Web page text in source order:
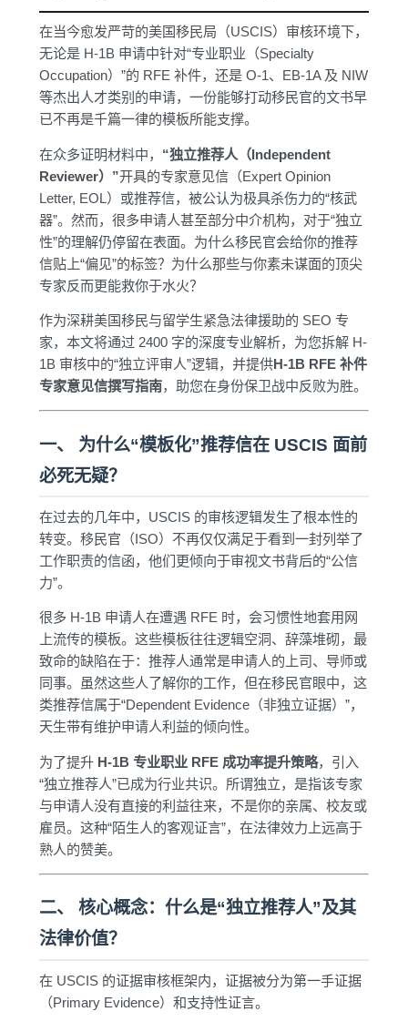
在当今愈发严苛的美国移民局（USCIS）审核环境下，
无论是 H-1B 申请中针对“专业职业（Specialty
Occupation）”的 RFE 补件，还是 O-1、EB-1A 及 NIW
等杰出人才类别的申请，一份能够打动移民官的文书早
已不再是千篇一律的模板所能支撑。
在众多证明材料中， “独立推荐人（Independent
Reviewer）”开具的专家意见信（Expert Opinion
Letter, EOL）或推荐信，被公认为极具杀伤力的“核武
器”。然而，很多申请人甚至部分中介机构，对于“独立
性”的理解仍停留在表面。为什么移民官会给你的推荐
信贴上“偏见”的标签？为什么那些与你素未谋面的顶尖
专家反而更能救你于水火？
作为深耕美国移民与留学生紧急法律援助的 SEO 专
家，本文将通过 2400 字的深度专业解析，为您拆解 H-
1B 审核中的“独立评审人”逻辑，并提供H-1B RFE 补件
专家意见信撰写指南，助您在身份保卫战中反败为胜。
一、 为什么“模板化”推荐信在 USCIS 面前
必死无疑？
在过去的几年中，USCIS 的审核逻辑发生了根本性的
转变。移民官（ISO）不再仅仅满足于看到一封列举了
工作职责的信函，他们更倾向于审视文书背后的“公信
力”。
很多 H-1B 申请人在遭遇 RFE 时，会习惯性地套用网
上流传的模板。这些模板往往逻辑空洞、辞藻堆砌，最
致命的缺陷在于：推荐人通常是申请人的上司、导师或
同事。虽然这些人了解你的工作，但在移民官眼中，这
类推荐信属于“Dependent Evidence（非独立证据）”，
天生带有维护申请人利益的倾向性。
为了提升 H-1B 专业职业 RFE 成功率提升策略，引入
“独立推荐人”已成为行业共识。所谓独立，是指该专家
与申请人没有直接的利益往来，不是你的亲属、校友或
雇员。这种“陌生人的客观证言”，在法律效力上远高于
熟人的赞美。
二、 核心概念：什么是“独立推荐人”及其
法律价值？
在 USCIS 的证据审核框架内，证据被分为第一手证据
（Primary Evidence）和支持性证言。